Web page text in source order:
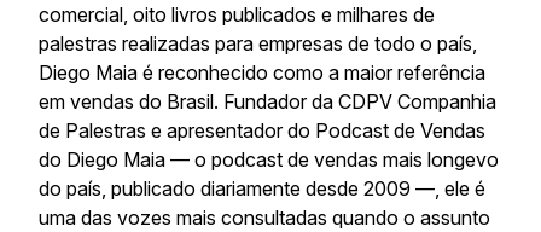
comercial, oito livros publicados e milhares de
palestras realizadas para empresas de todo o país,
Diego Maia é reconhecido como a maior referência
em vendas do Brasil. Fundador da CDPV Companhia
de Palestras e apresentador do Podcast de Vendas
do Diego Maia — o podcast de vendas mais longevo
do país, publicado diariamente desde 2009 —, ele é
uma das vozes mais consultadas quando o assunto